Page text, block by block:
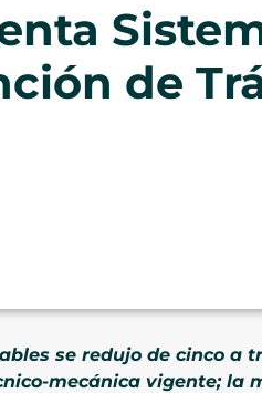
de
se redujo de cinco a
mecánica vigente; la